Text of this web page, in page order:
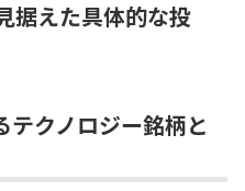
据えた具体的な投
テクノロジー銘柄と